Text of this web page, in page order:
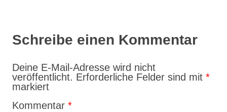
Schreibe einen Kommentar
Deine E-Mail-Adresse wird nicht
veröffentlicht. Erforderliche Felder sind mit *
markiert
Kommentar *